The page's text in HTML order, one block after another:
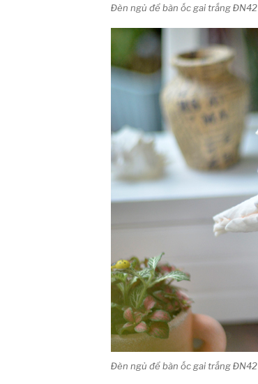
Đèn ngủ để bàn ốc gai trắng ĐN42
Đèn ngủ để bàn ốc gai trắng ĐN42